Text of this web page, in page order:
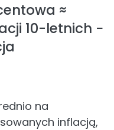
≈
10-letnich −
na
inflacją,